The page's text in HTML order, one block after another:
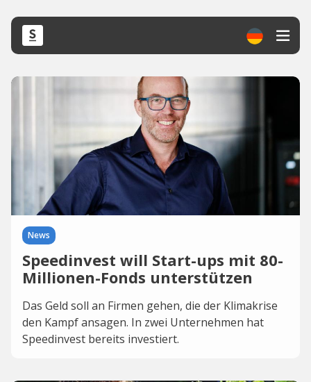
News
Speedinvest will Start-ups mit 80-
Millionen-Fonds unterstützen
Das Geld soll an Firmen gehen, die der Klimakrise
den Kampf ansagen. In zwei Unternehmen hat
Speedinvest bereits investiert.